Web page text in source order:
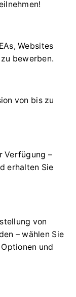
Websites
bewerben.
von bis zu
Verfügung –
erhalten Sie
von
– wählen Sie
und